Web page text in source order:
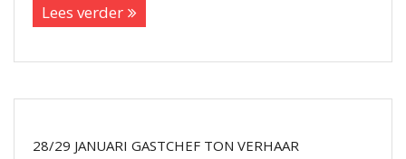
Lees verder
28/29 JANUARI GASTCHEF TON VERHAAR